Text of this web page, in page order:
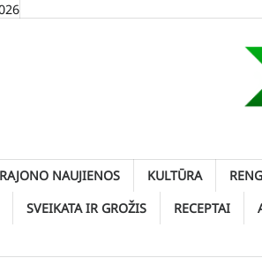
RAJONO NAUJIENOS KULTŪRA
SVEIKATA IR GROŽIS RECEPTAI